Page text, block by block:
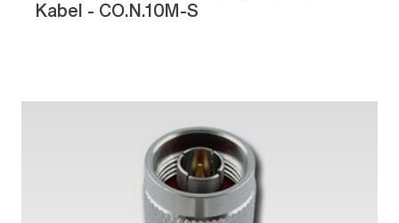
Kabel - CO.N.10M-S